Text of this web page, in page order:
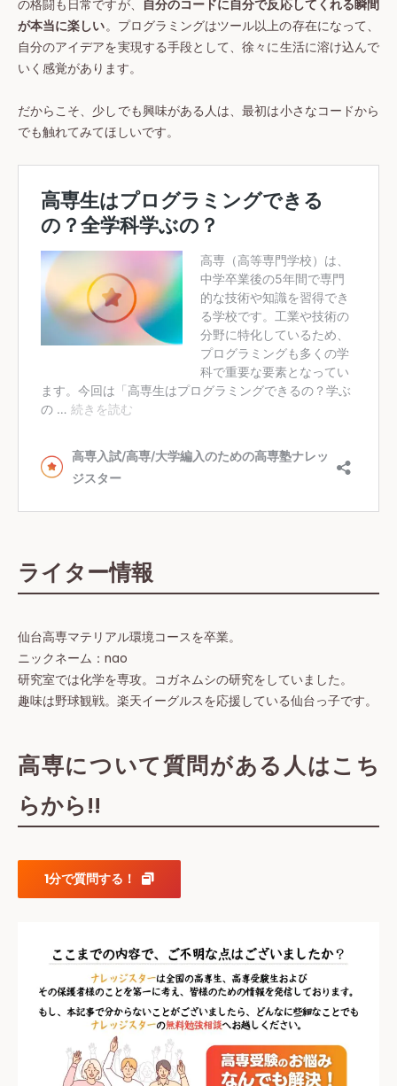
の格闘も日常ですが、
自分のコードに自分で反応してくれる瞬間
が本当に楽しい。プログラミングはツール以上の存在になって、
自分のアイデアを実現する手段として、徐々に生活に溶け込んで
いく感覚があります。
だからこそ、少しでも興味がある人は、最初は小さなコードから
でも触れてみてほしいです。
ライター情報
仙台高専マテリアル環境コースを卒業。
ニックネーム：nao
研究室では化学を専攻。コガネムシの研究をしていました。
趣味は野球観戦。楽天イーグルスを応援している仙台っ子です。
高専について質問がある人はこち
らから!!
1分で質問する！